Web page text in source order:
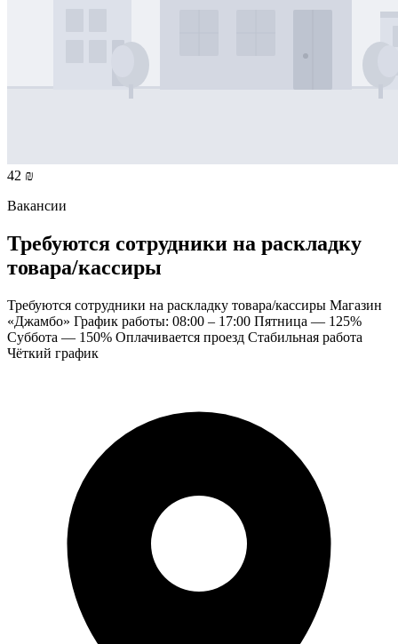
42 ₪
Вакансии
Требуются сотрудники на раскладку
товара/кассиры
Требуются сотрудники на раскладку товара/кассиры Магазин
«Джамбо» График работы: 08:00 – 17:00 Пятница — 125%
Суббота — 150% Оплачивается проезд Стабильная работа
Чёткий график